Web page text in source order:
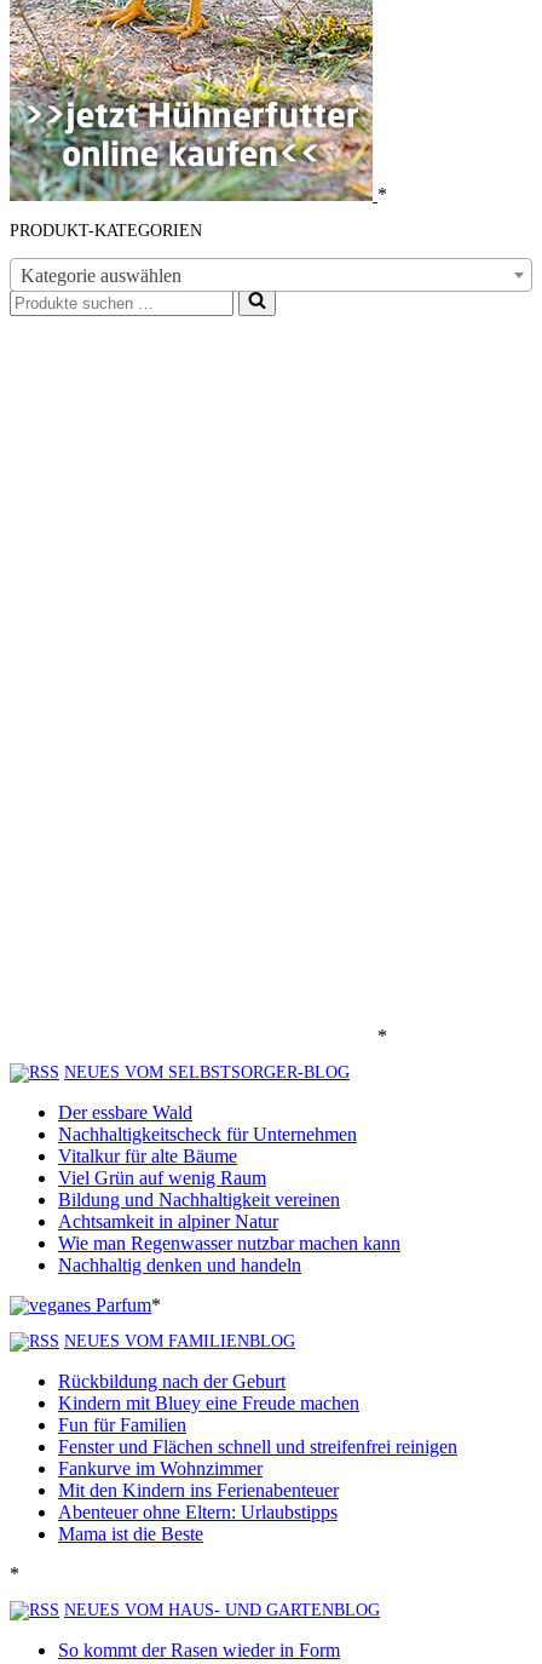
*
PRODUKT-KATEGORIEN
Kategorie auswählen
Suchen
nach …
*
NEUES VOM SELBSTSORGER-BLOG
Der essbare Wald
Nachhaltigkeitscheck für Unternehmen
Vitalkur für alte Bäume
Viel Grün auf wenig Raum
Bildung und Nachhaltigkeit vereinen
Achtsamkeit in alpiner Natur
Wie man Regenwasser nutzbar machen kann
Nachhaltig denken und handeln
*
NEUES VOM FAMILIENBLOG
Rückbildung nach der Geburt
Kindern mit Bluey eine Freude machen
Fun für Familien
Fenster und Flächen schnell und streifenfrei reinigen
Fankurve im Wohnzimmer
Mit den Kindern ins Ferienabenteuer
Abenteuer ohne Eltern: Urlaubstipps
Mama ist die Beste
*
NEUES VOM HAUS- UND GARTENBLOG
So kommt der Rasen wieder in Form